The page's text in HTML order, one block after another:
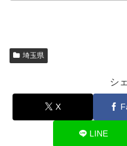
埼玉県
シ
X
LINE